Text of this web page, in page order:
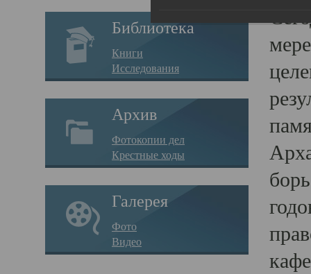
Библиотека
Книги
Исследования
Архив
Фотокопии дел
Крестные ходы
Галерея
Фото
Видео